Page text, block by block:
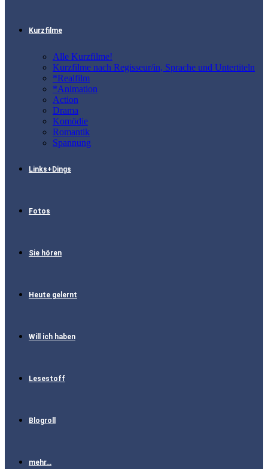
Kurzfilme
Alle Kurzfilme!
Kurzfilme nach Regisseur/in, Sprache und Untertiteln
*Realfilm
*Animation
Action
Drama
Komödie
Romantik
Spannung
Links+Dings
Fotos
Sie hören
Heute gelernt
Will ich haben
Lesestoff
Blogroll
mehr…